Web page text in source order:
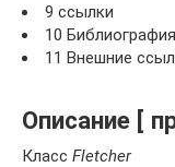
9 ссылки
10 Библиография
11 Внешние
Описание [
Класс Fletcher